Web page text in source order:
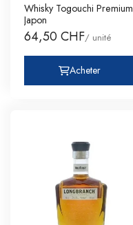
Whisky Togouchi Premium
Japon
64,50 CHF/ unité
Acheter